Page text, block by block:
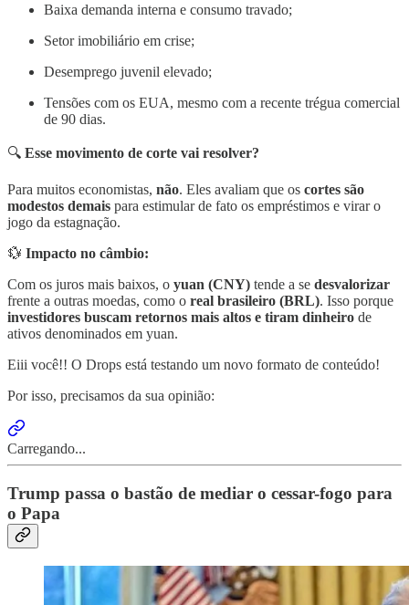
Baixa demanda interna e consumo travado;
Setor imobiliário em crise;
Desemprego juvenil elevado;
Tensões com os EUA, mesmo com a recente trégua comercial
de 90 dias.
🔍 Esse movimento de corte vai resolver?
Para muitos economistas, não. Eles avaliam que os cortes são
modestos demais para estimular de fato os empréstimos e virar o
jogo da estagnação.
💱 Impacto no câmbio:
Com os juros mais baixos, o yuan (CNY) tende a se desvalorizar
frente a outras moedas, como o real brasileiro (BRL). Isso porque
investidores buscam retornos mais altos e tiram dinheiro de
ativos denominados em yuan.
Eiii você!! O Drops está testando um novo formato de conteúdo!
Por isso, precisamos da sua opinião:
Carregando...
Trump passa o bastão de mediar o cessar-fogo para
o Papa